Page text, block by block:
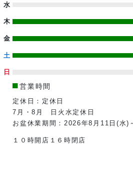
水
木
金
土
日
営業時間
定休日： 定休日
7月・8月 日火水定休日
お盆休業期間：2026年8月11日(水)
１０時開店１６時閉店